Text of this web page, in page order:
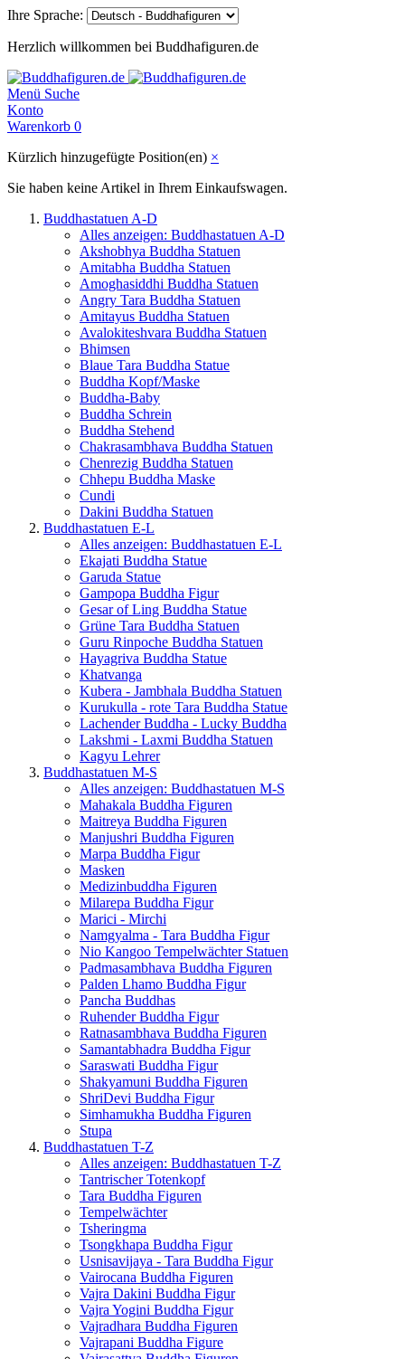
Ihre Sprache:
Herzlich willkommen bei Buddhafiguren.de
Menü Suche
Konto
Warenkorb 0
Kürzlich hinzugefügte Position(en) ×
Sie haben keine Artikel in Ihrem Einkaufswagen.
Buddhastatuen A-D
Alles anzeigen: Buddhastatuen A-D
Akshobhya Buddha Statuen
Amitabha Buddha Statuen
Amoghasiddhi Buddha Statuen
Angry Tara Buddha Statuen
Amitayus Buddha Statuen
Avalokiteshvara Buddha Statuen
Bhimsen
Blaue Tara Buddha Statue
Buddha Kopf/Maske
Buddha-Baby
Buddha Schrein
Buddha Stehend
Chakrasambhava Buddha Statuen
Chenrezig Buddha Statuen
Chhepu Buddha Maske
Cundi
Dakini Buddha Statuen
Buddhastatuen E-L
Alles anzeigen: Buddhastatuen E-L
Ekajati Buddha Statue
Garuda Statue
Gampopa Buddha Figur
Gesar of Ling Buddha Statue
Grüne Tara Buddha Statuen
Guru Rinpoche Buddha Statuen
Hayagriva Buddha Statue
Khatvanga
Kubera - Jambhala Buddha Statuen
Kurukulla - rote Tara Buddha Statue
Lachender Buddha - Lucky Buddha
Lakshmi - Laxmi Buddha Statuen
Kagyu Lehrer
Buddhastatuen M-S
Alles anzeigen: Buddhastatuen M-S
Mahakala Buddha Figuren
Maitreya Buddha Figuren
Manjushri Buddha Figuren
Marpa Buddha Figur
Masken
Medizinbuddha Figuren
Milarepa Buddha Figur
Marici - Mirchi
Namgyalma - Tara Buddha Figur
Nio Kangoo Tempelwächter Statuen
Padmasambhava Buddha Figuren
Palden Lhamo Buddha Figur
Pancha Buddhas
Ruhender Buddha Figur
Ratnasambhava Buddha Figuren
Samantabhadra Buddha Figur
Saraswati Buddha Figur
Shakyamuni Buddha Figuren
ShriDevi Buddha Figur
Simhamukha Buddha Figuren
Stupa
Buddhastatuen T-Z
Alles anzeigen: Buddhastatuen T-Z
Tantrischer Totenkopf
Tara Buddha Figuren
Tempelwächter
Tsheringma
Tsongkhapa Buddha Figur
Usnisavijaya - Tara Buddha Figur
Vairocana Buddha Figuren
Vajra Dakini Buddha Figur
Vajra Yogini Buddha Figur
Vajradhara Buddha Figuren
Vajrapani Buddha Figure